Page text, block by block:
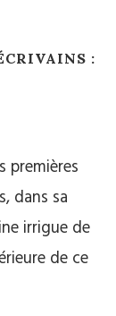
:
premières
dans sa
irrigue de
de ce